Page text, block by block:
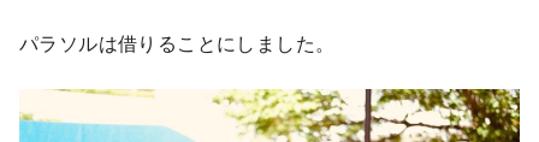
パラソルは借りることにしました。